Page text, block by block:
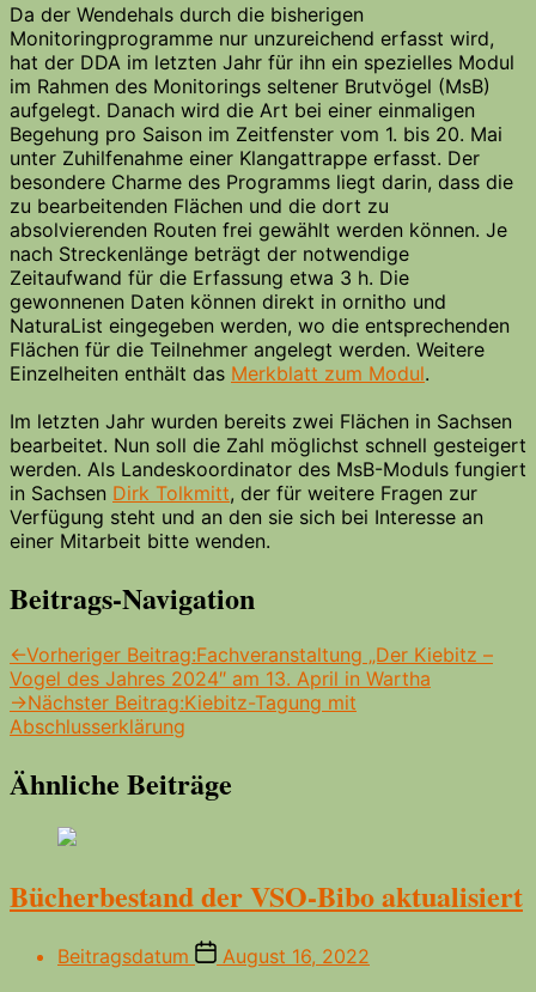
Da der Wendehals durch die bisherigen
Monitoringprogramme nur unzureichend erfasst wird,
hat der DDA im letzten Jahr für ihn ein spezielles Modul
im Rahmen des Monitorings seltener Brutvögel (MsB)
aufgelegt. Danach wird die Art bei einer einmaligen
Begehung pro Saison im Zeitfenster vom 1. bis 20. Mai
unter Zuhilfenahme einer Klangattrappe erfasst. Der
besondere Charme des Programms liegt darin, dass die
zu bearbeitenden Flächen und die dort zu
absolvierenden Routen frei gewählt werden können. Je
nach Streckenlänge beträgt der notwendige
Zeitaufwand für die Erfassung etwa 3 h. Die
gewonnenen Daten können direkt in ornitho und
NaturaList eingegeben werden, wo die entsprechenden
Flächen für die Teilnehmer angelegt werden. Weitere
Einzelheiten enthält das Merkblatt zum Modul.
Im letzten Jahr wurden bereits zwei Flächen in Sachsen
bearbeitet. Nun soll die Zahl möglichst schnell gesteigert
werden. Als Landeskoordinator des MsB-Moduls fungiert
in Sachsen Dirk Tolkmitt, der für weitere Fragen zur
Verfügung steht und an den sie sich bei Interesse an
einer Mitarbeit bitte wenden.
Beitrags-Navigation
←Vorheriger Beitrag:Fachveranstaltung „Der Kiebitz –
Vogel des Jahres 2024″ am 13. April in Wartha
→Nächster Beitrag:Kiebitz-Tagung mit
Abschlusserklärung
Ähnliche Beiträge
Bücherbestand der VSO-Bibo aktualisiert
Beitragsdatum August 16, 2022